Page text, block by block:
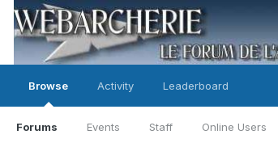
Browse
Forums Events Staff Online Users
Activity Leaderboard